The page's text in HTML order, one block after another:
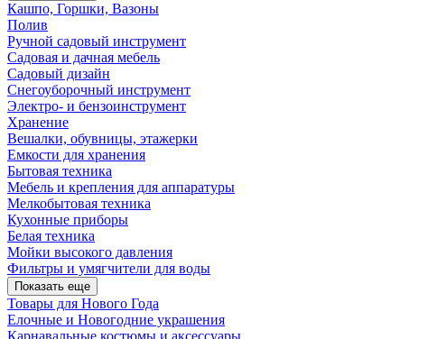
Кашпо, Горшки, Вазоны
Полив
Ручной садовый инструмент
Садовая и дачная мебель
Садовый дизайн
Снегоуборочный инструмент
Электро- и бензоинструмент
Хранение
Вешалки, обувницы, этажерки
Емкости для хранения
Бытовая техника
Мебель и крепления для аппаратуры
Мелкобытовая техника
Кухонные приборы
Белая техника
Мойки высокого давления
Фильтры и умягчители для воды
Показать еще
Товары для Нового Года
Елочные и Новогодние украшения
Карнавальные костюмы и аксессуары